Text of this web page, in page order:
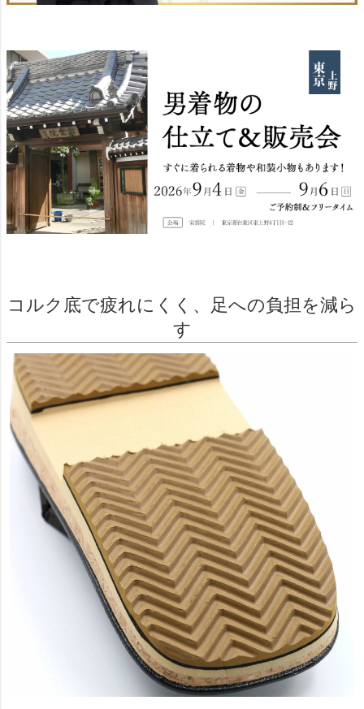
コルク底で疲れにくく、足への負担を減ら
す